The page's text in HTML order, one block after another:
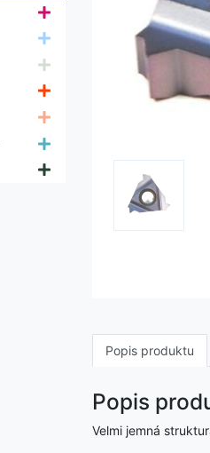
Popis produktu
Popis
Velmi jemná